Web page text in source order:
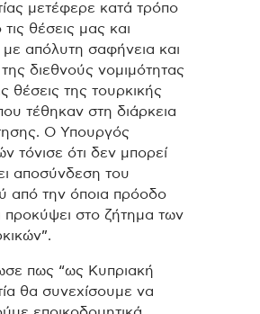
μετέφερε κατά τρόπο
θέσεις μας και
απόλυτη σαφήνεια και
διεθνούς νομιμότητας
θέσεις της τουρκικής
τέθηκαν στη διάρκεια
Ο Υπουργός
τόνισε ότι δεν μπορεί
αποσύνδεση του
από την όποια πρόοδο
προκύψει στο ζήτημα των
πως “ως Κυπριακή
θα συνεχίσουμε να